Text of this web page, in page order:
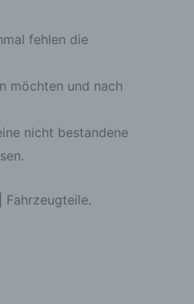
fehlen die
möchten und nach
nicht bestandene
Fahrzeugteile.